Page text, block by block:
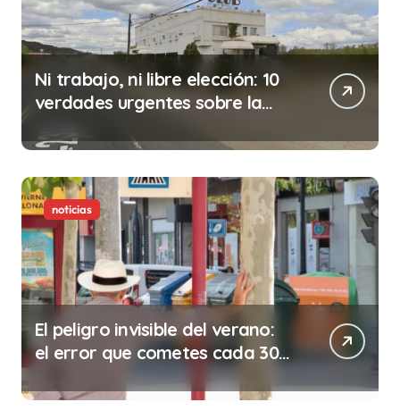
Ni trabajo, ni libre elección: 10
verdades urgentes sobre la
noticias
El peligro invisible del verano:
el error que cometes cada 30
minutos en tu trabajo (y la
ilegalidad que te puede costar